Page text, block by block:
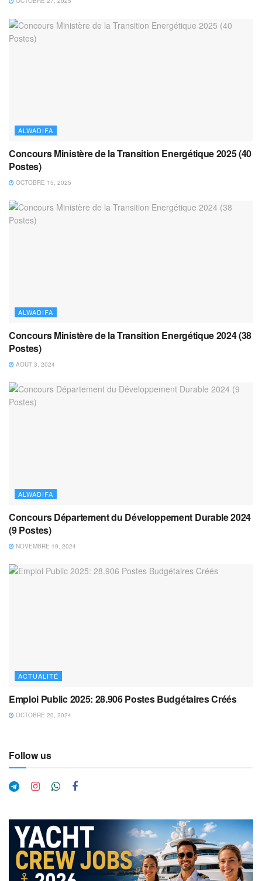
ALWADIFA
Concours Ministère de la Transition Energétique 2025 (40
Postes)
OCTOBRE 15, 2025
ALWADIFA
Concours Ministère de la Transition Energétique 2024 (38
Postes)
AOÛT 3, 2024
ALWADIFA
Concours Département du Développement Durable 2024
(9 Postes)
NOVEMBRE 19, 2024
ACTUALITÉ
Emploi Public 2025: 28.906 Postes Budgétaires Créés
OCTOBRE 20, 2024
Follow us